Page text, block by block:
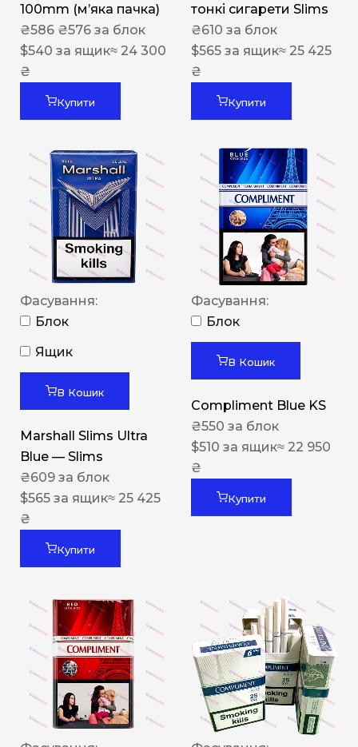
100mm (м’яка пачка)
₴586 ₴576 за блок
$540 за ящик≈ 24 300
₴
Купити
тонкі сигарети Slims
₴610 за блок
$565 за ящик≈ 25 425
₴
Купити
Фасування:
Блок
Ящик
В Кошик
Marshall Slims Ultra
Blue — Slims
₴609 за блок
$565 за ящик≈ 25 425
₴
Купити
Фасування:
Блок
В Кошик
Compliment Blue KS
₴550 за блок
$510 за ящик≈ 22 950
₴
Купити